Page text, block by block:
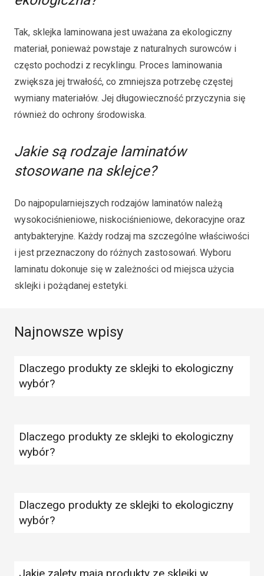
Tak, sklejka laminowana jest uważana za ekologiczny
materiał, ponieważ powstaje z naturalnych surowców i
często pochodzi z recyklingu. Proces laminowania
zwiększa jej trwałość, co zmniejsza potrzebę częstej
wymiany materiałów. Jej długowieczność przyczynia się
również do ochrony środowiska.
Jakie są rodzaje laminatów
stosowane na sklejce?
Do najpopularniejszych rodzajów laminatów należą
wysokociśnieniowe, niskociśnieniowe, dekoracyjne oraz
antybakteryjne. Każdy rodzaj ma szczególne właściwości
i jest przeznaczony do różnych zastosowań. Wyboru
laminatu dokonuje się w zależności od miejsca użycia
sklejki i pożądanej estetyki.
Najnowsze wpisy
Dlaczego produkty ze sklejki to ekologiczny
wybór?
Dlaczego produkty ze sklejki to ekologiczny
wybór?
Dlaczego produkty ze sklejki to ekologiczny
wybór?
Jakie zalety mają produkty ze sklejki w